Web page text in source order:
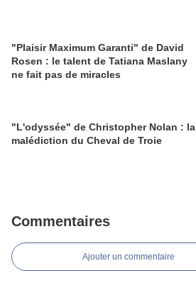
"Plaisir Maximum Garanti" de David
Rosen : le talent de Tatiana Maslany
ne fait pas de miracles
"L'odyssée" de Christopher Nolan : la
malédiction du Cheval de Troie
Commentaires
Ajouter un commentaire